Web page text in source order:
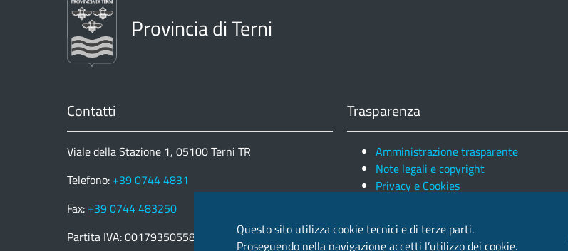
Provincia di Terni
Contatti
Viale della Stazione 1, 05100 Terni TR
Telefono: +39 0744 4831
Fax: +39 0744 483250
Partita IVA: 00179350558
Trasparenza
Amministrazione trasparente
Note legali e copyright
Privacy e Cookies
Questo sito utilizza cookie tecnici e di terze parti.
Proseguendo nella navigazione accetti l’utilizzo dei cookie.